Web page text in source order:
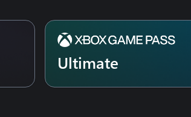
Ultimate